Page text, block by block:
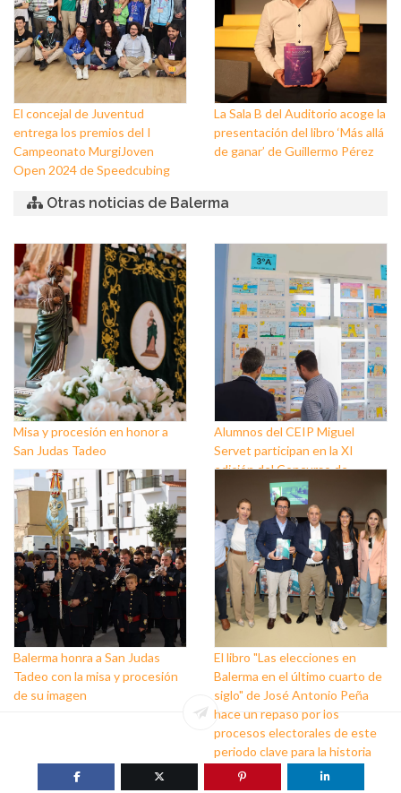
El concejal de Juventud
entrega los premios del I
Campeonato MurgiJoven
Open 2024 de Speedcubing
La Sala B del Auditorio acoge la
presentación del libro ‘Más allá
de ganar’ de Guillermo Pérez
Otras noticias de Balerma
Misa y procesión en honor a
San Judas Tadeo
Alumnos del CEIP Miguel
Servet participan en la XI
edición del Concurso de
dibujos ‘Balerma y la Mar’ que
pone en valor las tradiciones
del núcleo
Balerma honra a San Judas
Tadeo con la misa y procesión
de su imagen
El libro "Las elecciones en
Balerma en el último cuarto de
siglo" de José Antonio Peña
hace un repaso por los
procesos electorales de este
periodo clave para la historia